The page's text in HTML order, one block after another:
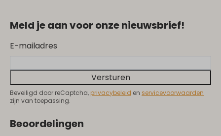
Meld je aan voor onze nieuwsbrief!
E-mailadres
Versturen
Beveiligd door reCaptcha, privacybeleid en servicevoorwaarden
zijn van toepassing.
Beoordelingen